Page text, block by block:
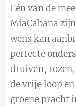
Eén van de
MiaCabana
wens kan
perfecte
druiven,
de vrije loop
groene pracht